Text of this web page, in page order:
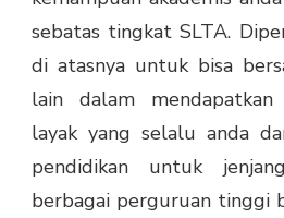
sebatas tingkat SLTA.
di atasnya untuk bisa
lain dalam mendapatkan
layak yang selalu anda
pendidikan untuk
berbagai perguruan tinggi